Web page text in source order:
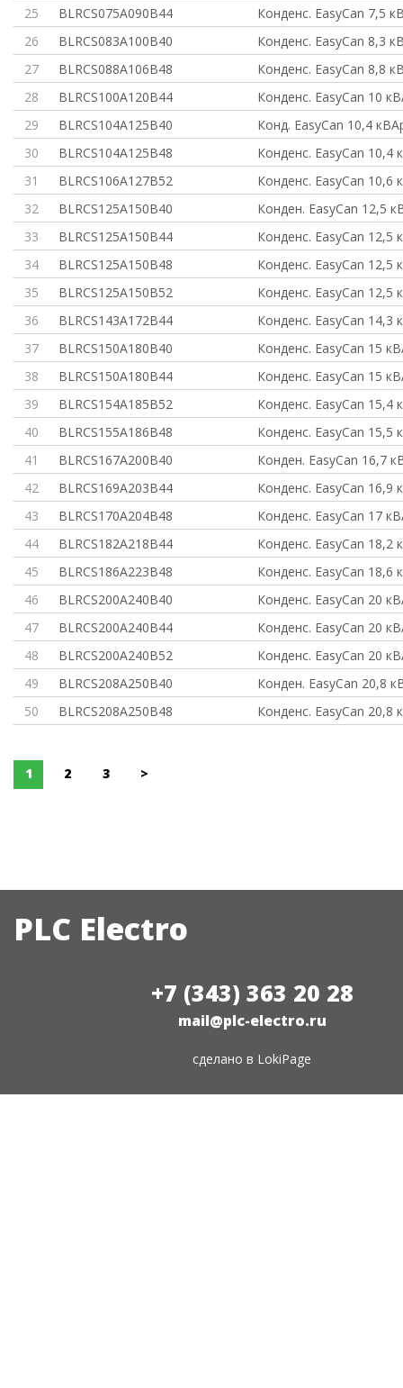
25
BLRCS075A090B44
Конденс. EasyCan 7,5
26
BLRCS083A100B40
Конденс. EasyCan 8,3
27
BLRCS088A106B48
Конденс. EasyCan 8,8
28
BLRCS100A120B44
Конденс. EasyCan 10
29
BLRCS104A125B40
Конд. EasyCan 10,4
30
BLRCS104A125B48
Конденс. EasyCan 10,4
31
BLRCS106A127B52
Конденс. EasyCan 10,6
32
BLRCS125A150B40
Конден. EasyCan 12,5
33
BLRCS125A150B44
Конденс. EasyCan 12,5
34
BLRCS125A150B48
Конденс. EasyCan 12,5
35
BLRCS125A150B52
Конденс. EasyCan 12,5
36
BLRCS143A172B44
Конденс. EasyCan 14,3
37
BLRCS150A180B40
Конденс. EasyCan 15
38
BLRCS150A180B44
Конденс. EasyCan 15
39
BLRCS154A185B52
Конденс. EasyCan 15,4
40
BLRCS155A186B48
Конденс. EasyCan 15,5
41
BLRCS167A200B40
Конден. EasyCan 16,7
42
BLRCS169A203B44
Конденс. EasyCan 16,9
43
BLRCS170A204B48
Конденс. EasyCan 17
44
BLRCS182A218B44
Конденс. EasyCan 18,2
45
BLRCS186A223B48
Конденс. EasyCan 18,6
46
BLRCS200A240B40
Конденс. EasyCan 20
47
BLRCS200A240B44
Конденс. EasyCan 20
48
BLRCS200A240B52
Конденс. EasyCan 20
49
BLRCS208A250B40
Конден. EasyCan 20,8
50
BLRCS208A250B48 Конденс. EasyCan 20,8
1 2 3 >
PLC Electro
+7 (343) 363 20 28
mail@plc-electro.ru
сделано в LokiPage